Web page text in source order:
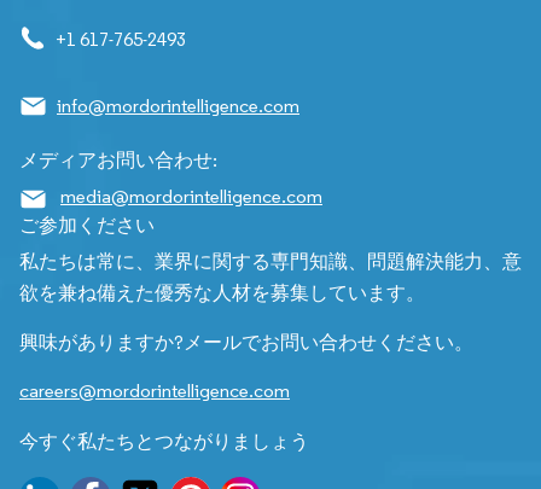
+1 617-765-2493
info@mordorintelligence.com
メディアお問い合わせ:
media@mordorintelligence.com
ご参加ください
私たちは常に、業界に関する専門知識、問題解決能力、意
欲を兼ね備えた優秀な人材を募集しています。
興味がありますか?メールでお問い合わせください。
careers@mordorintelligence.com
今すぐ私たちとつながりましょう